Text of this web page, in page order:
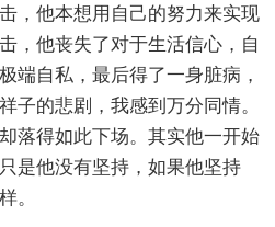
，他本想用自己的努力来实现
，他丧失了对于生活信心，自
端自私，最后得了一身脏病，
子的悲剧，我感到万分同情。
落得如此下场。其实他一开始
是他没有坚持，如果他坚持
。